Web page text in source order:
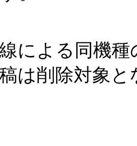
による同機種
は削除対象と